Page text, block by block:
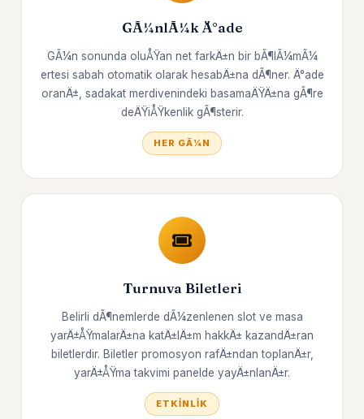
GÃ¼nlÃ¼k Ä°ade
GÃ¼n sonunda oluÅŸan net farkÄ±n bir bÃ¶lÃ¼mÃ¼
ertesi sabah otomatik olarak hesabÄ±na dÃ¶ner. Ä°ade
oranÄ±, sadakat merdivenindeki basamaÄŸÄ±na gÃ¶re
deÄŸiÅŸkenlik gÃ¶sterir.
HER GÃ¼N
Turnuva Biletleri
Belirli dÃ¶nemlerde dÃ¼zenlenen slot ve masa
yarÄ±ÅŸmalarÄ±na katÄ±lÄ±m hakkÄ± kazandÄ±ran
biletlerdir. Biletler promosyon rafÄ±ndan toplanÄ±r,
yarÄ±ÅŸma takvimi panelde yayÄ±nlanÄ±r.
ETKINLIK